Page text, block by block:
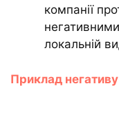
компанії
локальній
Приклад негативу